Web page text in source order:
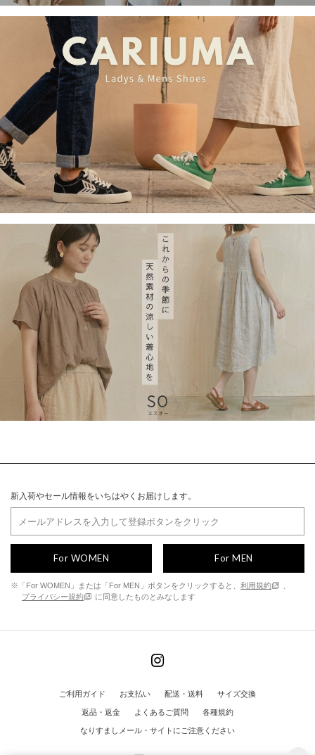
新入荷やセール情報をいちはやくお届けします。
For WOMEN For MEN
※「For WOMEN」または「For MEN」ボタンをクリックすると、 利用規約
プライバシー規約
に同意したものとみなします
ご利用ガイド お支払い 配送・送料 サイズ交換
返品・返金 よくあるご質問 各種規約
なりすましメール・サイトにご注意ください